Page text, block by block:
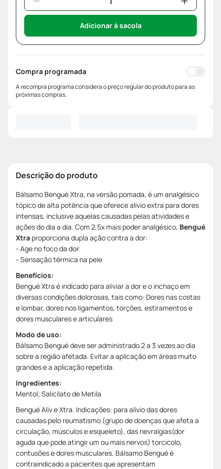
Adicionar à sacola
Compra programada
A recompra programa considera o preço regular do produto para as
próximas compras.
Descrição do produto
Bálsamo Bengué Xtra, na versão pomada, é um analgésico
tópico de alta potência que oferece alívio extra para dores
intensas, inclusive aquelas causadas pelas atividades e
ações do dia a dia. Com 2,5x mais poder analgésico, Bengué
Xtra proporciona dupla ação contra a dor:
- Age no foco da dor
- Sensação térmica na pele
Benefícios:
Bengué Xtra é indicado para aliviar a dor e o inchaço em
diversas condições dolorosas, tais como: Dores nas costas
e lombar, dores nos ligamentos, torções, estiramentos e
dores musculares e articulares
Modo de uso:
Bálsamo Bengué deve ser administrado 2 a 3 vezes ao dia
sobre a região afetada. Evitar a aplicação em áreas muito
grandes e a aplicação repetida.
Ingredientes:
Mentol; Salicilato de Metila
Bengué Aliv e Xtra. Indicações: para alívio das dores
causadas pelo reumatismo (grupo de doenças que afeta a
circulação, músculos e esqueleto), das nevralgias(dor
aguda que pode atingir um ou mais nervos) torcicolo,
contusões e dores musculares. Bálsamo Bengué é
contraindicado a pacientes que apresentam